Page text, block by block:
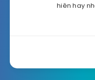
hiên hay